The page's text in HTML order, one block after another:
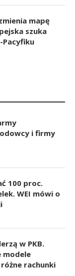
mapę
szuka
i firmy
100 proc.
WEI mówi o
w PKB.
modele
rachunki